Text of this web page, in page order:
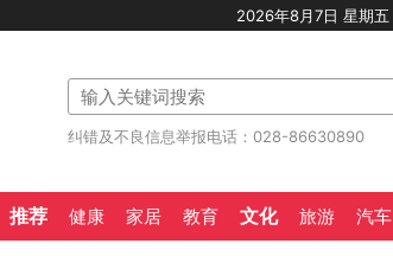
2026年8月7日 星期五
纠错及不良信息举报电话：028-86630890
推荐 健康 家居 教育 文化 旅游 汽车